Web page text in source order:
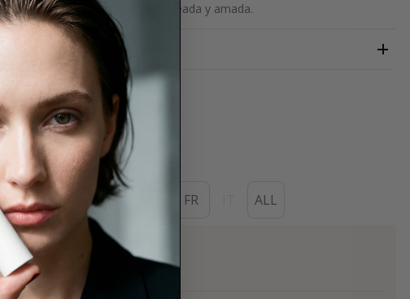
inolvidable de una piel deseada y amada.
ISABEY
EN FR ALL